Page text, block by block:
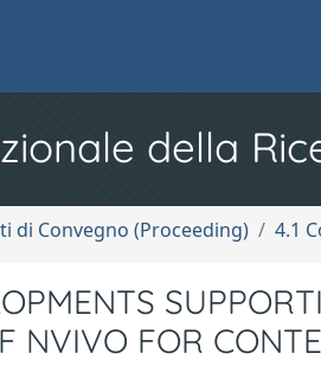
della
di Convegno (Proceeding) 4.1
NVIVO FOR